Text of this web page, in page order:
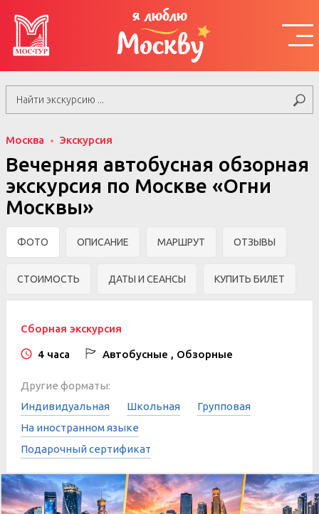
я люблю
Москву
Москва Экскурсия
Вечерняя автобусная обзорная
экскурсия по Москве «Огни
Москвы»
ФОТО ОПИСАНИЕ МАРШРУТ ОТЗЫВЫ
СТОИМОСТЬ ДАТЫ И СЕАНСЫ КУПИТЬ БИЛЕТ
Сборная экскурсия
4 часа Автобусные , Обзорные
Другие форматы:
Индивидуальная
Школьная
Групповая
На иностранном языке
Подарочный сертификат